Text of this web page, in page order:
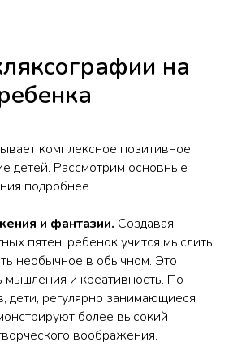
на
комплексное позитивное
детей. Рассмотрим основные
подробнее.
и фантазии. Создавая
пятен, ребенок учится мыслить
необычное в обычном. Это
мышления и креативность. По
дети, регулярно занимающиеся
более высокий
воображения.